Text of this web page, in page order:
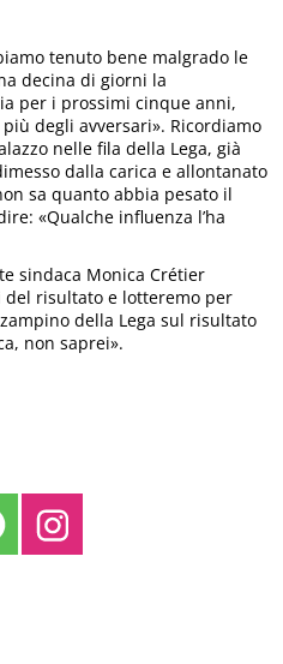
tenuto bene malgrado le
decina di giorni la
per i prossimi cinque anni,
degli avversari». Ricordiamo
nelle fila della Lega, già
dalla carica e allontanato
sa quanto abbia pesato il
«Qualche influenza l’ha
sindaca Monica Crétier
del risultato e lotteremo per
della Lega sul risultato
non saprei».